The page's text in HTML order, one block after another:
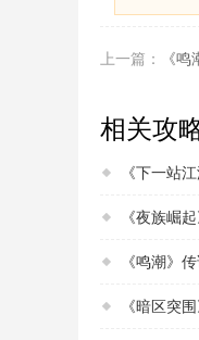
上一篇： 《
相关攻
《下一站